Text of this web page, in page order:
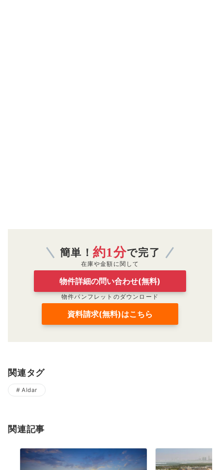
簡単！約1分で完了
在庫や金額に関して
物件詳細の問い合わせ(無料)
物件パンフレットのダウンロード
資料請求(無料)はこちら
関連タグ
Aldar
関連記事